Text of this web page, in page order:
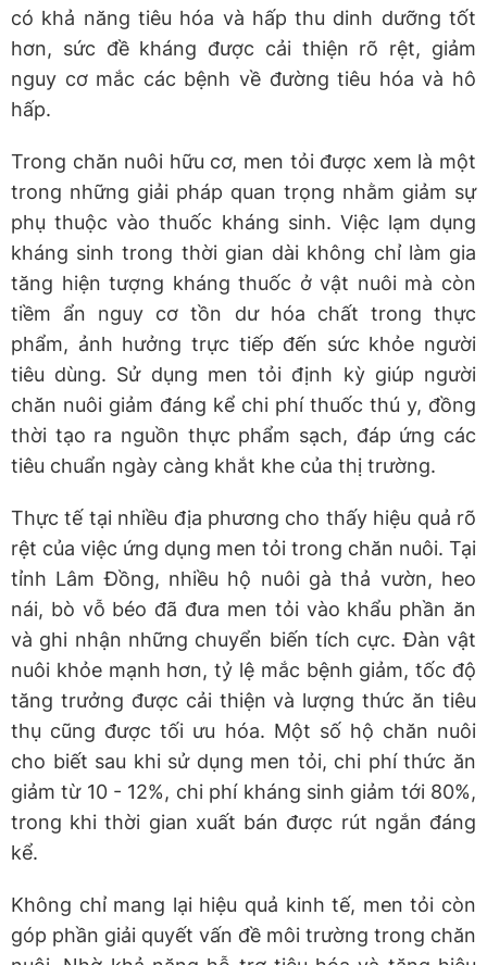
có khả năng tiêu hóa và hấp thu dinh dưỡng tốt
hơn, sức đề kháng được cải thiện rõ rệt, giảm
nguy cơ mắc các bệnh về đường tiêu hóa và hô
hấp.
Trong chăn nuôi hữu cơ, men tỏi được xem là một
trong những giải pháp quan trọng nhằm giảm sự
phụ thuộc vào thuốc kháng sinh. Việc lạm dụng
kháng sinh trong thời gian dài không chỉ làm gia
tăng hiện tượng kháng thuốc ở vật nuôi mà còn
tiềm ẩn nguy cơ tồn dư hóa chất trong thực
phẩm, ảnh hưởng trực tiếp đến sức khỏe người
tiêu dùng. Sử dụng men tỏi định kỳ giúp người
chăn nuôi giảm đáng kể chi phí thuốc thú y, đồng
thời tạo ra nguồn thực phẩm sạch, đáp ứng các
tiêu chuẩn ngày càng khắt khe của thị trường.
Thực tế tại nhiều địa phương cho thấy hiệu quả rõ
rệt của việc ứng dụng men tỏi trong chăn nuôi. Tại
tỉnh Lâm Đồng, nhiều hộ nuôi gà thả vườn, heo
nái, bò vỗ béo đã đưa men tỏi vào khẩu phần ăn
và ghi nhận những chuyển biến tích cực. Đàn vật
nuôi khỏe mạnh hơn, tỷ lệ mắc bệnh giảm, tốc độ
tăng trưởng được cải thiện và lượng thức ăn tiêu
thụ cũng được tối ưu hóa. Một số hộ chăn nuôi
cho biết sau khi sử dụng men tỏi, chi phí thức ăn
giảm từ 10 - 12%, chi phí kháng sinh giảm tới 80%,
trong khi thời gian xuất bán được rút ngắn đáng
kể.
Không chỉ mang lại hiệu quả kinh tế, men tỏi còn
góp phần giải quyết vấn đề môi trường trong chăn